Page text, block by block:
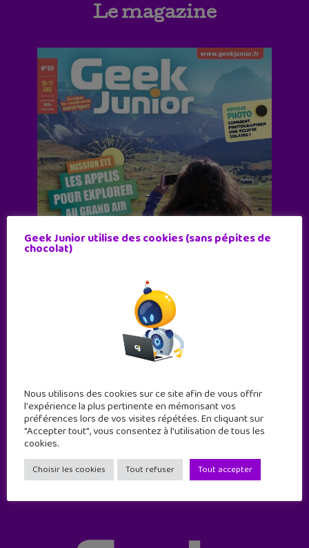
Le magazine
Abonne-toi !
11 numéros par an
JE M'ABONNE !
Geek Junior utilise des cookies (sans pépites de
chocolat)
Nous utilisons des cookies sur ce site afin de vous offrir
l'expérience la plus pertinente en mémorisant vos
préférences lors de vos visites répétées. En cliquant sur
"Accepter tout", vous consentez à l'utilisation de tous les
cookies.
Choisir les cookies Tout refuser Tout accepter